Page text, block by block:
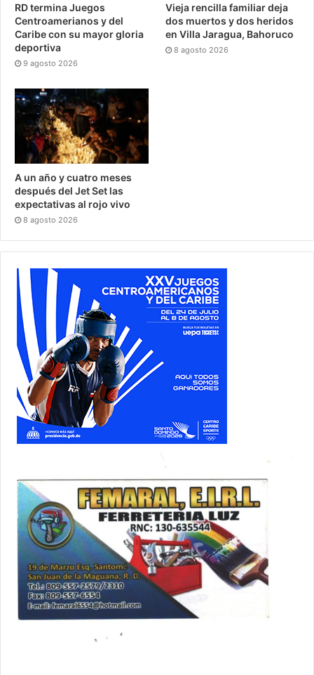
RD termina Juegos
Centroamerianos y del
Caribe con su mayor gloria
deportiva
9 agosto 2026
Vieja rencilla familiar deja
dos muertos y dos heridos
en Villa Jaragua, Bahoruco
8 agosto 2026
A un año y cuatro meses
después del Jet Set las
expectativas al rojo vivo
8 agosto 2026